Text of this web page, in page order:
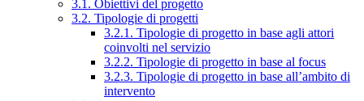
3.1. Obiettivi del progetto
3.2. Tipologie di progetti
3.2.1. Tipologie di progetto in base agli attori
coinvolti nel servizio
3.2.2. Tipologie di progetto in base al focus
3.2.3. Tipologie di progetto in base all’ambito di
intervento